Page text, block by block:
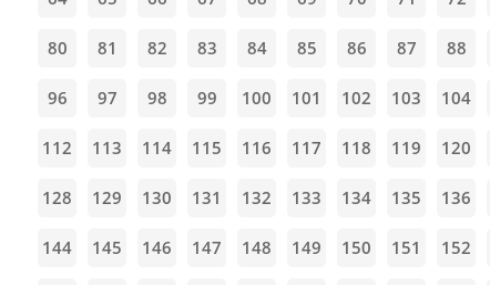
80 81 82 83 84 85 86 87 88
96 97 98 99 100 101 102 103 104
112 113 114 115 116 117 118 119 120
128 129 130 131 132 133 134 135 136
144 145 146 147 148 149 150 151 152